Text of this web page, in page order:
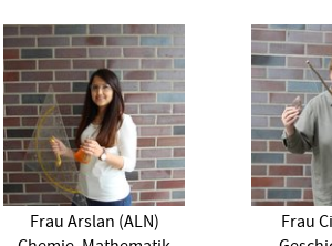
Frau Arslan (ALN)
Frau